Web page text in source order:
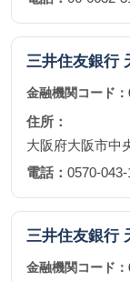
三井住友銀行
金融機関コード：
住所：
大阪府大阪市中
電話： 0570-043-
三井住友銀行
金融機関コード：